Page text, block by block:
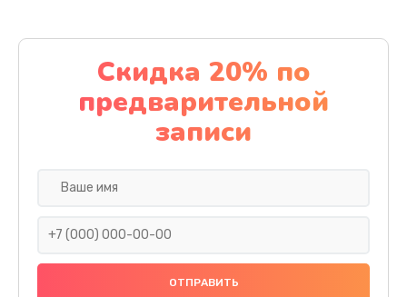
Замена материнской платы
1100 руб.
Заказать
Замена праймера
1000 руб.
Скидка 20% по
предварительной
записи